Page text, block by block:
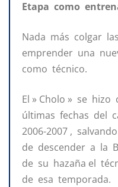
Etapa como
Nada más colgar
emprender una
como técnico.
El » Cholo » se
últimas fechas del
2006-2007 ,
de descender a la
de su hazaña el
de esa temporada.